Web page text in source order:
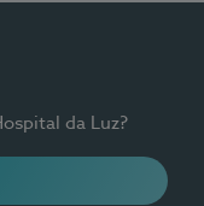
da Luz?